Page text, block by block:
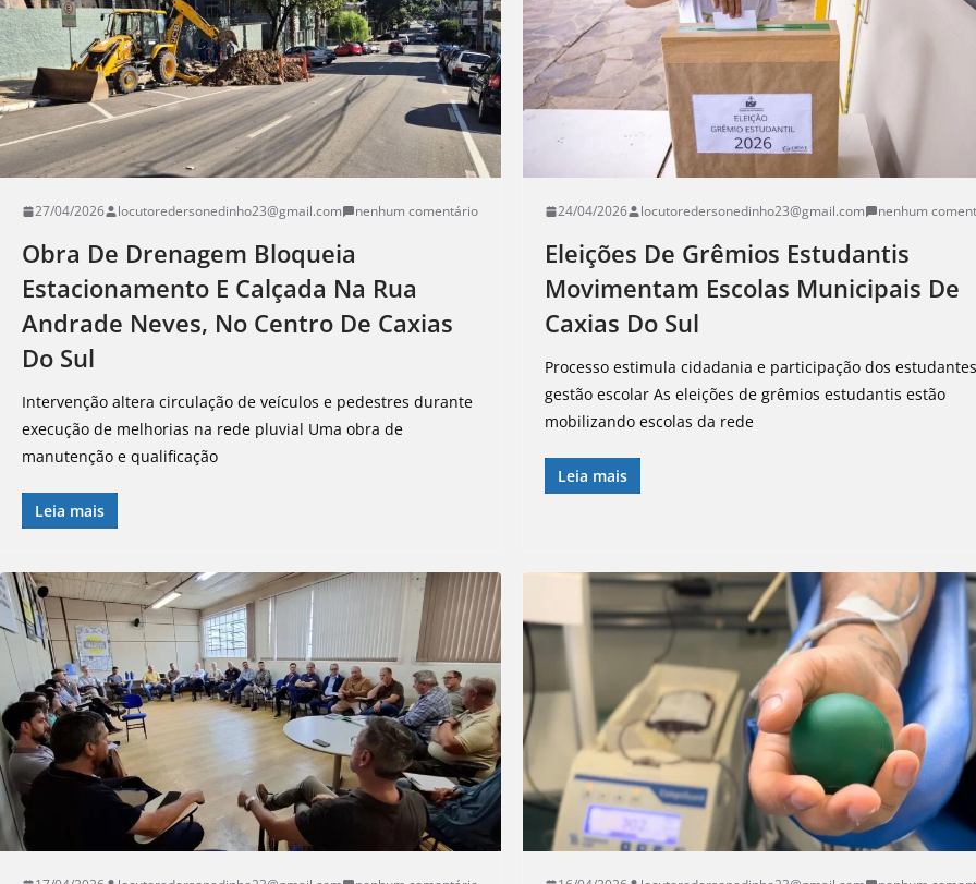
27/04/2026 locutoredersonedinho23@gmail.com nenhum comentário
Obra De Drenagem Bloqueia
Estacionamento E Calçada Na Rua
Andrade Neves, No Centro De Caxias
Do Sul
Intervenção altera circulação de veículos e pedestres durante
execução de melhorias na rede pluvial Uma obra de
manutenção e qualificação
Leia mais
24/04/2026 locutoredersonedinho23@gmail.com nenhum
Eleições De Grêmios Estudantis
Movimentam Escolas Municipais De
Caxias Do Sul
Processo estimula cidadania e participação dos
gestão escolar As eleições de grêmios estudantis estão
mobilizando escolas da rede
Leia mais